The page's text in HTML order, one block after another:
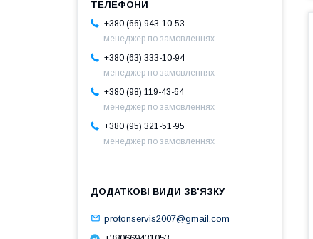
+380 (66) 943-10-53
менеджер по замовленнях
+380 (63) 333-10-94
менеджер по замовленнях
+380 (98) 119-43-64
менеджер по замовленнях
+380 (95) 321-51-95
менеджер по замовленнях
protonservis2007@gmail.com